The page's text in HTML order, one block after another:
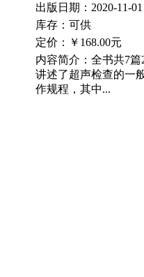
出版日期：2020-11-01
库存：可供
定价：
￥168.00元
内容简介：全书共7
讲述了超声检查的一
作规程，其中...